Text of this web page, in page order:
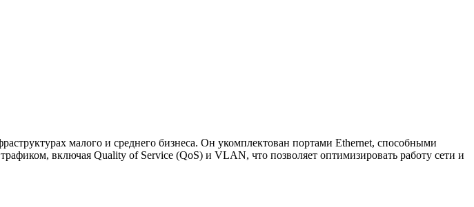
малого и среднего бизнеса. Он укомплектован портами Ethernet, способными
включая Quality of Service (QoS) и VLAN, что позволяет оптимизировать работу сети и